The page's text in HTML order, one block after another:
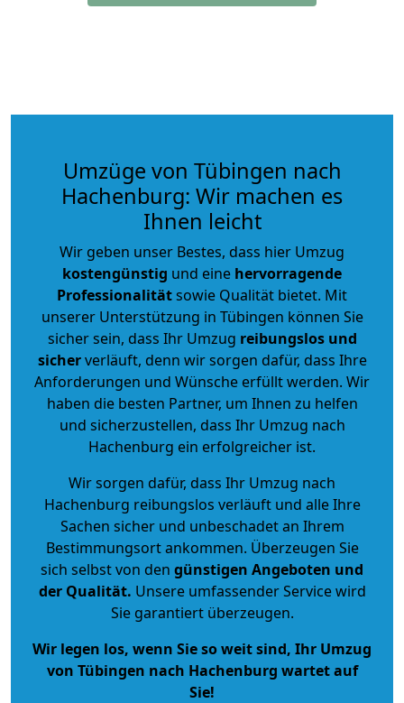
Umzüge von Tübingen nach
Hachenburg: Wir machen es
Ihnen leicht
Wir geben unser Bestes, dass hier Umzug
kostengünstig und eine hervorragende
Professionalitätsowie Qualität bietet. Mit
unserer Unterstützung in Tübingen können Sie
sicher sein, dass Ihr Umzug reibungslos und
sicherverläuft, denn wir sorgen dafür, dass Ihre
Anforderungen und Wünsche erfüllt werden. Wir
haben die besten Partner, um Ihnen zu helfen
und sicherzustellen, dass Ihr Umzug nach
Hachenburg ein erfolgreicher ist.
Wir sorgen dafür, dass Ihr Umzug nach
Hachenburg reibungslos verläuft und alle Ihre
Sachen sicher und unbeschadet an Ihrem
Bestimmungsort ankommen. Überzeugen Sie
sich selbst von den günstigen Angeboten und
der Qualität. Unsere umfassender Service wird
Sie garantiert überzeugen.
Wir legen los, wenn Sie so weit sind, Ihr Umzug
von Tübingen nach Hachenburg wartet auf
Sie!